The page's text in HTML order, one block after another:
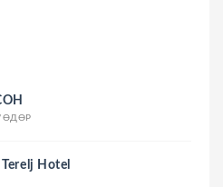
ӨДӨР
Hotel